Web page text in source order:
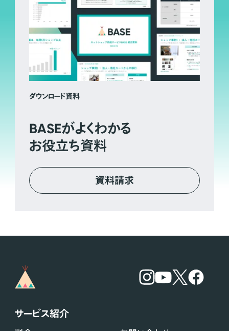
ダウンロード資料
BASEがよくわかる
お役立ち資料
資料請求
サービス紹介